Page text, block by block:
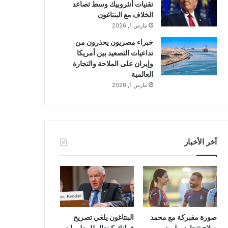
تقنيات أنثروبيك وسط تصاعد
الخلاف مع البنتاغون
مارس 1, 2026
خبراء مصريون يحذرون من
تداعيات التصعيد بين أمريكا
وإيران على الملاحة والتجارة
العالمية
مارس 1, 2026
آخر الأخبار
صورة مفبركة مع محمد
البنتاغون يلغي تصريح